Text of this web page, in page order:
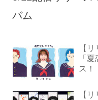
バム
【
「
ス！
【